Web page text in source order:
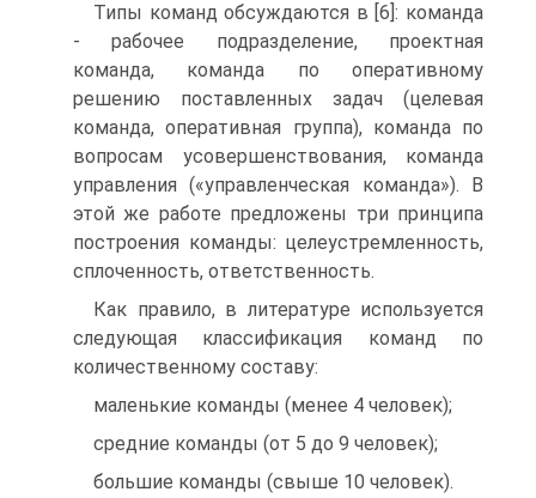
Типы команд обсуждаются в [6]: команда
- рабочее подразделение, проектная
команда, команда по оперативному
решению поставленных задач (целевая
команда, оперативная группа), команда по
вопросам усовершенствования, команда
управления («управленческая команда»). В
этой же работе предложены три принципа
построения команды: целеустремленность,
сплоченность, ответственность.
Как правило, в литературе используется
следующая классификация команд по
количественному составу:
маленькие команды (менее 4 человек);
средние команды (от 5 до 9 человек);
большие команды (свыше 10 человек).